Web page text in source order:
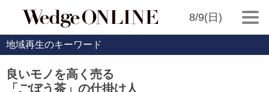
8/9(日)
地域再生のキーワード
良いモノを高く売る
「ごぼう茶」の仕掛け人